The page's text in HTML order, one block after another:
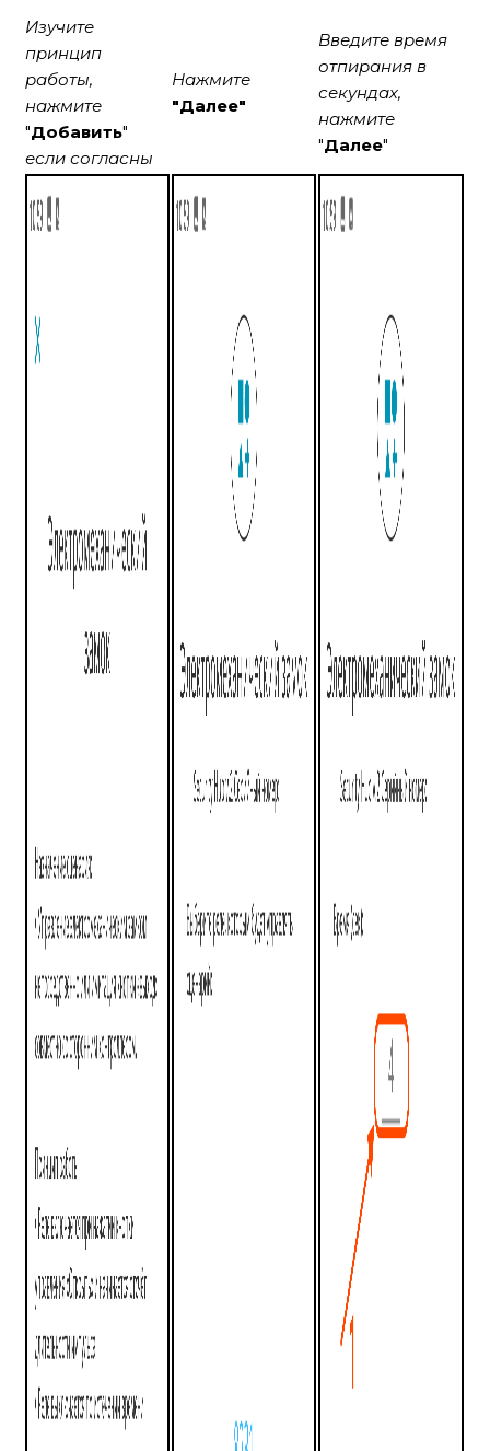
Изучите
принцип
работы,
нажмите
"Добавить"
если согласны
Нажмите
"Далее"
Введите время
отпирания в
секундах,
нажмите
"Далее"